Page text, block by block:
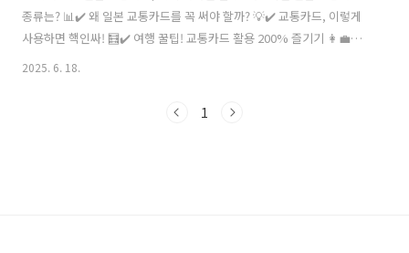
종류는? 📊✔️ 왜 일본 교통카드를 꼭 써야 할까? 💡✔️ 교통카드, 이렇게
사용하면 핵인싸! 🧮✔️ 여행 꿀팁! 교통카드 활용 200% 즐기기 👩‍💼
👨‍💻✔️ 실전 예시: 교통카드 하나로 도쿄 완전 정복 📚✔️ 마무리: 당신의
드! 💳 편리하고 스마트한 일본 여행을 위한 교통카드 완벽 가이드를 소
2025. 6. 18.
1